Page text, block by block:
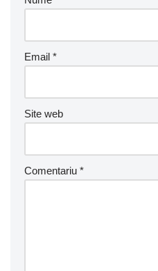
Email *
Site web
Comentariu *